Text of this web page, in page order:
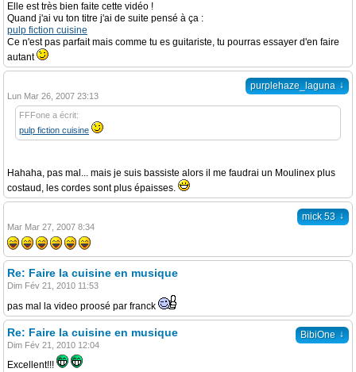
Elle est très bien faite cette vidéo !
Quand j'ai vu ton titre j'ai de suite pensé à ça :
pulp fiction cuisine
Ce n'est pas parfait mais comme tu es guitariste, tu pourras essayer d'en faire
autant
purplehaze_laguna ↓
Lun Mar 26, 2007 23:13
FFFone a écrit:
pulp fiction cuisine
Hahaha, pas mal... mais je suis bassiste alors il me faudrai un Moulinex plus
costaud, les cordes sont plus épaisses.
mick 53 ↓
Mar Mar 27, 2007 8:34
Re: Faire la cuisine en musique
Dim Fév 21, 2010 11:53
pas mal la video proosé par franck
BibiOne ↓
Re: Faire la cuisine en musique
Dim Fév 21, 2010 12:04
Excellent!!!